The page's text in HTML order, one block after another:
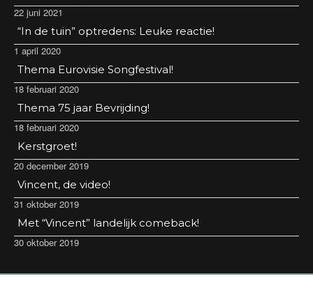
22 juni 2021
“In de tuin” optredens: Leuke reactie!
1 april 2020
Thema Eurovisie Songfestival!
18 februari 2020
Thema 75 jaar Bevrijding!
18 februari 2020
Kerstgroet!
20 december 2019
Vincent, de video!
31 oktober 2019
Met “Vincent” landelijk comeback!
30 oktober 2019